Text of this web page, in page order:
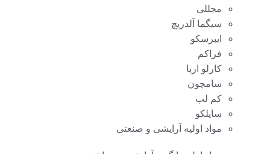
مجللی
سیگما آلدریچ
ایبرسکو
فراکم
کارلو اربا
سامچون
کم لب
ساپلکو
مواد اولیه آرایشی و صنعتی